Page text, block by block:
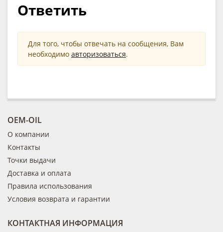
Ответить
Для того, чтобы отвечать на сообщения, Вам
необходимо авторизоваться.
OEM-OIL
О компании
Контакты
Точки выдачи
Доставка и оплата
Правила использования
Условия возврата и гарантии
КОНТАКТНАЯ ИНФОРМАЦИЯ